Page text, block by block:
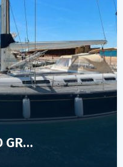
CANTIERE DEL PARDO GRAND SOLEIL 50